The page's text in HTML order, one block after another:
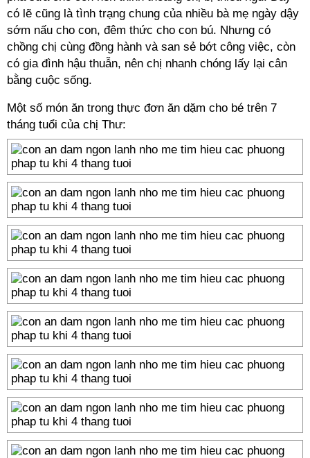
có lẽ cũng là tình trạng chung của nhiều bà mẹ ngày dậy
sớm nấu cho con, đêm thức cho con bú. Nhưng có
chồng chị cùng đồng hành và san sẻ bớt công việc, còn
có gia đình hậu thuẫn, nên chị nhanh chóng lấy lại cân
bằng cuộc sống.
Một số món ăn trong thực đơn ăn dặm cho bé trên 7
tháng tuổi của chị Thư: